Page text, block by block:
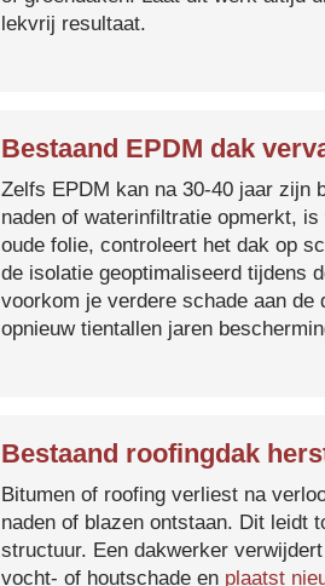
lekvrij resultaat.
Bestaand EPDM dak
Zelfs EPDM kan na 30-40 jaar zijn
naden of waterinfiltratie opmerkt,
oude folie, controleert het dak op
de isolatie geoptimaliseerd tijdens
voorkom je verdere schade aan
opnieuw tientallen jaren
Bestaand roofingdak
Bitumen of roofing verliest na
naden of blazen ontstaan. Dit leidt
structuur. Een dakwerker
vocht- of houtschade en plaatst